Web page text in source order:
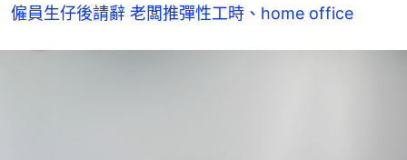
僱員生仔後請辭 老闆推彈性工時、home office